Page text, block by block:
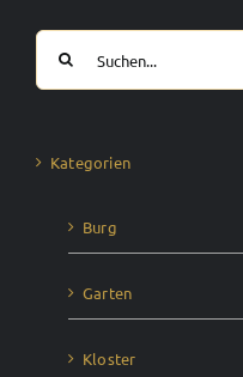
Suche
nach:
Kategorien
Burg
Garten
Kloster